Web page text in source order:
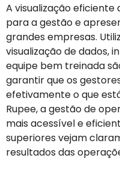
A visualização
para a gestão e
grandes empresas.
visualização de dados,
equipe bem treinada
garantir que os
efetivamente o que
Rupee, a gestão de
mais acessível e
superiores vejam
resultados das